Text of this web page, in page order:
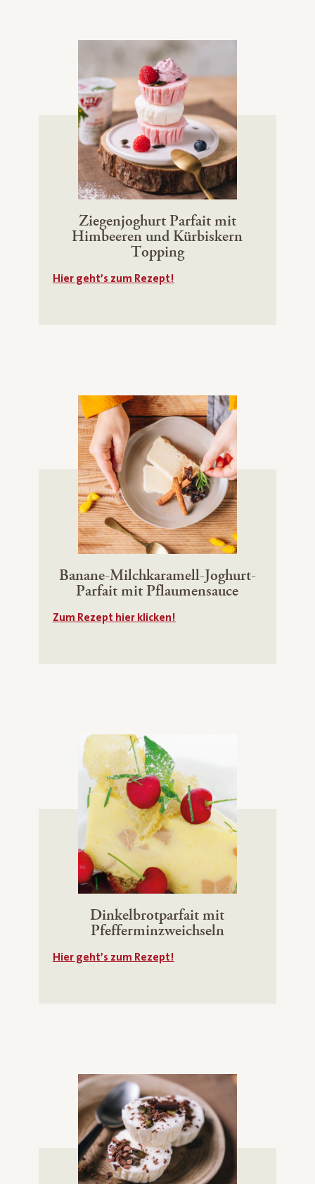
Ziegenjoghurt Parfait mit
Himbeeren und Kürbiskern
Topping
Hier geht’s zum Rezept!
Banane-Milchkaramell-Joghurt-
Parfait mit Pflaumensauce
Zum Rezept hier klicken!
Dinkelbrotparfait mit
Pfefferminzweichseln
Hier geht’s zum Rezept!